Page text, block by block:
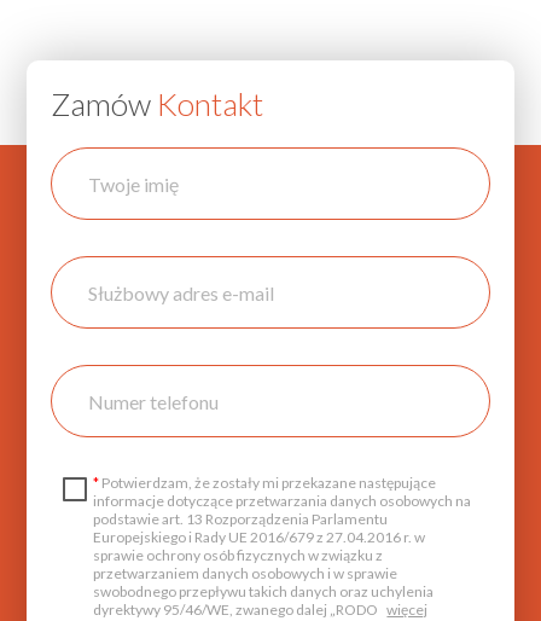
Zamów Kontakt
* Potwierdzam, że zostały mi przekazane następujące
informacje dotyczące przetwarzania danych osobowych na
podstawie art. 13 Rozporządzenia Parlamentu
Europejskiego i Rady UE 2016/679 z 27.04.2016 r. w
sprawie ochrony osób fizycznych w związku z
przetwarzaniem danych osobowych i w sprawie
swobodnego przepływu takich danych oraz uchylenia
dyrektywy 95/46/WE, zwanego dalej „RODO więcej